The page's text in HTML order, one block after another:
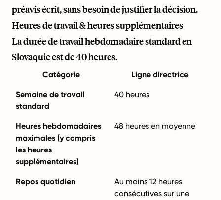
préavis écrit, sans besoin de justifier la décision.
Heures de travail & heures supplémentaires
La durée de travail hebdomadaire standard en
Slovaquie est de 40 heures.
Catégorie Ligne directrice
Semaine de travail
standard
40 heures
Heures hebdomadaires
maximales (y compris
les heures
supplémentaires)
48 heures en moyenne
Repos quotidien
Au moins 12 heures
consécutives sur une